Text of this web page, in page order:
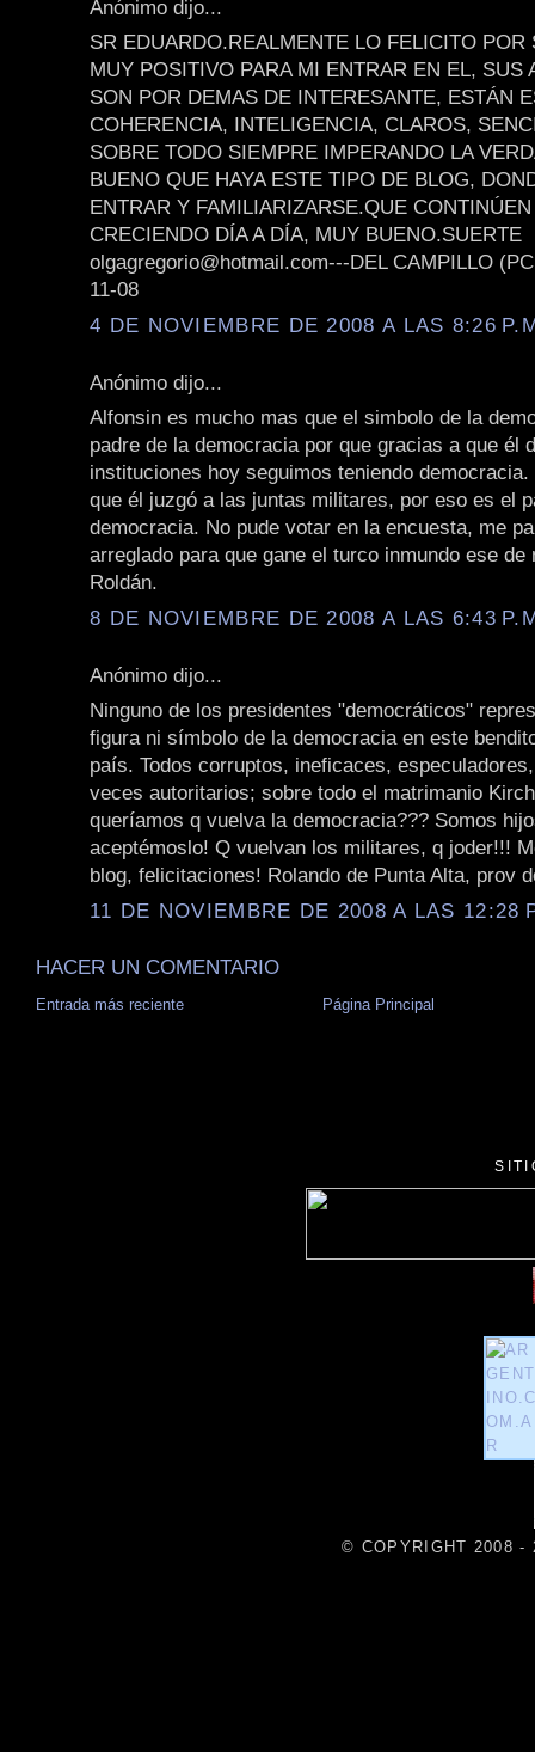
Anónimo dijo...
SR EDUARDO.REALMENTE LO FELICITO POR
MUY POSITIVO PARA MI ENTRAR EN EL, SUS
SON POR DEMAS DE INTERESANTE, ESTÁN
COHERENCIA, INTELIGENCIA, CLAROS,
SOBRE TODO SIEMPRE IMPERANDO LA
BUENO QUE HAYA ESTE TIPO DE BLOG,
ENTRAR Y FAMILIARIZARSE.QUE
CRECIENDO DÍA A DÍA, MUY BUENO.SUERTE
olgagregorio@hotmail.com---DEL CAMPILLO
11-08
4 DE NOVIEMBRE DE 2008 A LAS 8:26
Anónimo dijo...
Alfonsin es mucho mas que el simbolo de la
padre de la democracia por que gracias a que él
instituciones hoy seguimos teniendo
que él juzgó a las juntas militares, por eso es el
democracia. No pude votar en la encuesta, me
arreglado para que gane el turco inmundo ese de
Roldán.
8 DE NOVIEMBRE DE 2008 A LAS 6:43
Anónimo dijo...
Ninguno de los presidentes "democráticos"
figura ni símbolo de la democracia en este
país. Todos corruptos, ineficaces,
veces autoritarios; sobre todo el matrimanio
queríamos q vuelva la democracia??? Somos
aceptémoslo! Q vuelvan los militares, q joder!!!
blog, felicitaciones! Rolando de Punta Alta, prov
11 DE NOVIEMBRE DE 2008 A LAS 12:28
HACER UN COMENTARIO
Entrada más reciente Página Principal
© COPYRIGHT 2008